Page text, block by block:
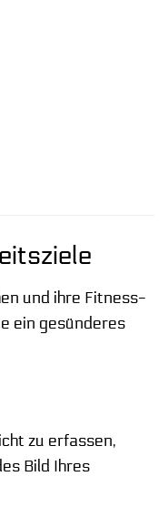
und ihre Fitness-
ein gesünderes
zu erfassen,
Bild Ihres